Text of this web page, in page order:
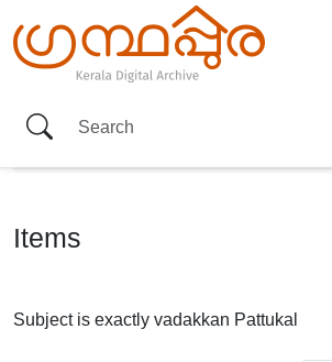
Items
Subject is exactly vadakkan Pattukal